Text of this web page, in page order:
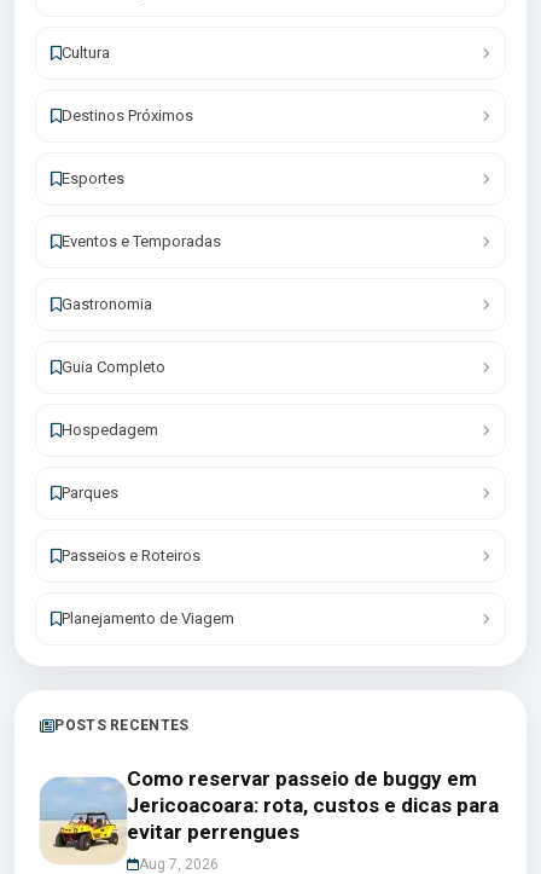
Cultura
Destinos Próximos
Esportes
Eventos e Temporadas
Gastronomia
Guia Completo
Hospedagem
Parques
Passeios e Roteiros
Planejamento de Viagem
POSTS RECENTES
Como reservar passeio de buggy em
Jericoacoara: rota, custos e dicas para
evitar perrengues
Aug 7, 2026